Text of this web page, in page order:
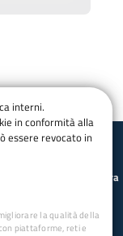
ed Arrampicata Libera
interni.
in conformità alla
essere revocato in
la qualità della
piattaforme, reti e